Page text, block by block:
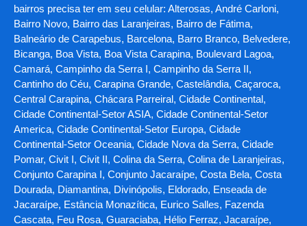
bairros precisa ter em seu celular: Alterosas, André Carloni,
Bairro Novo, Bairro das Laranjeiras, Bairro de Fátima,
Balneário de Carapebus, Barcelona, Barro Branco, Belvedere,
Bicanga, Boa Vista, Boa Vista Carapina, Boulevard Lagoa,
Camará, Campinho da Serra I, Campinho da Serra II,
Cantinho do Céu, Carapina Grande, Castelândia, Caçaroca,
Central Carapina, Chácara Parreiral, Cidade Continental,
Cidade Continental-Setor ASIA, Cidade Continental-Setor
America, Cidade Continental-Setor Europa, Cidade
Continental-Setor Oceania, Cidade Nova da Serra, Cidade
Pomar, Civit I, Civit II, Colina da Serra, Colina de Laranjeiras,
Conjunto Carapina I, Conjunto Jacaraípe, Costa Bela, Costa
Dourada, Diamantina, Divinópolis, Eldorado, Enseada de
Jacaraípe, Estância Monazítica, Eurico Salles, Fazenda
Cascata, Feu Rosa, Guaraciaba, Hélio Ferraz, Jacaraípe,